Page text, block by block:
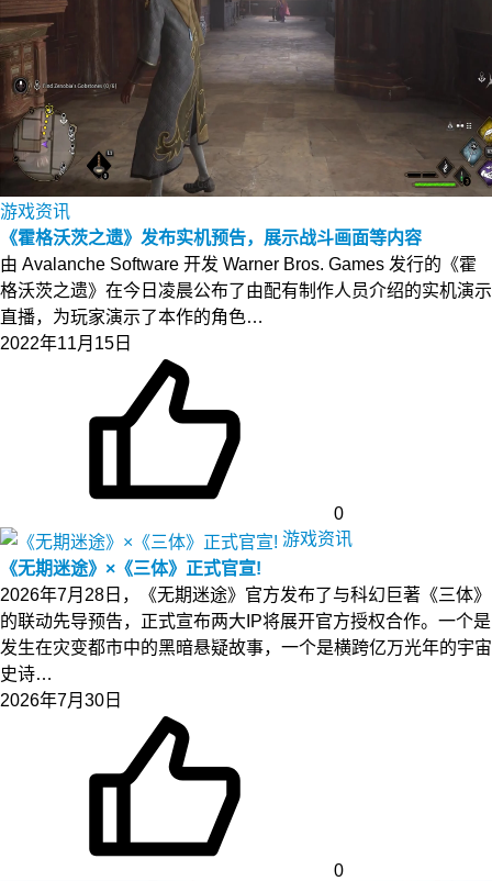
游戏资讯
《霍格沃茨之遗》发布实机预告，展示战斗画面等内容
由 Avalanche Software 开发 Warner Bros. Games 发行的《霍
格沃茨之遗》在今日凌晨公布了由配有制作人员介绍的实机演示
直播，为玩家演示了本作的角色…
2022年11月15日
0
游戏资讯
《无期迷途》×《三体》正式官宣!
2026年7月28日，《无期迷途》官方发布了与科幻巨著《三体》
的联动先导预告，正式宣布两大IP将展开官方授权合作。一个是
发生在灾变都市中的黑暗悬疑故事，一个是横跨亿万光年的宇宙
史诗…
2026年7月30日
0